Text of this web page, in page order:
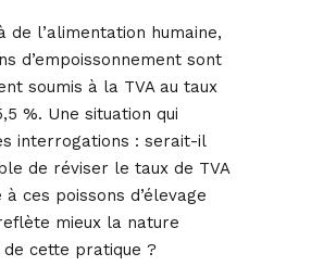
de l’alimentation humaine,
d’empoissonnement sont
soumis à la TVA au taux
%. Une situation qui
interrogations : serait-il
de réviser le taux de TVA
ces poissons d’élevage
mieux la nature
cette pratique ?